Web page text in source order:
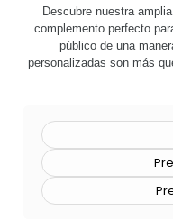
Descubre nuestra
complemento perfecto
público de una
personalizadas son más
herramienta de
gafas ofrecen una
además, gracias a
personalización, podrás
precisa y duradera. ya
campaña promocional o